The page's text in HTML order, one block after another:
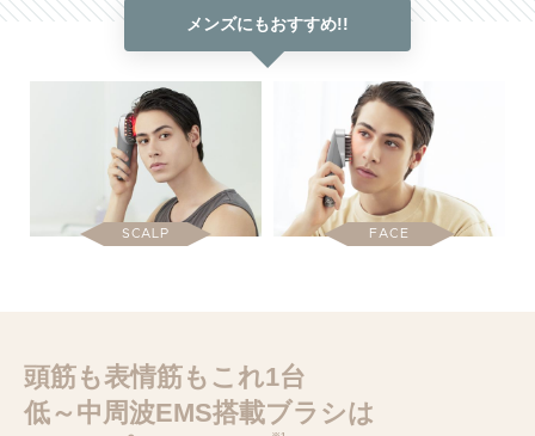
メンズにもおすすめ!!
SCALP FACE
頭筋も表情筋もこれ1台
低～中周波EMS搭載ブラシは